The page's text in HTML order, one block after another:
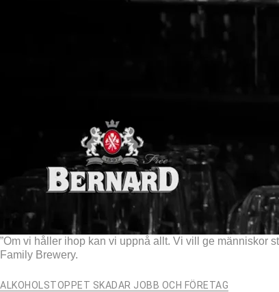
”Om vi håller ihop kan vi uppnå allt. Vi vill ge människor
Family Brewery.
ALKOHOLSTOPPET SKADAR JOBB OCH FÖRETAG